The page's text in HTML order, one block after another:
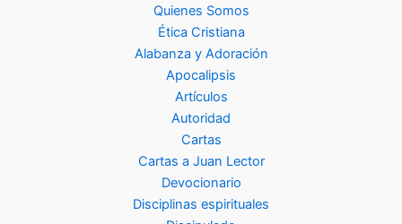
Quienes Somos
Ética Cristiana
Alabanza y Adoración
Apocalipsis
Artículos
Autoridad
Cartas
Cartas a Juan Lector
Devocionario
Disciplinas espirituales